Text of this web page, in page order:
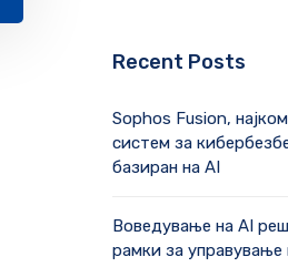
Recent Posts
Sophos Fusion,
систем за
базиран на AI
Воведување на AI
рамки за управување